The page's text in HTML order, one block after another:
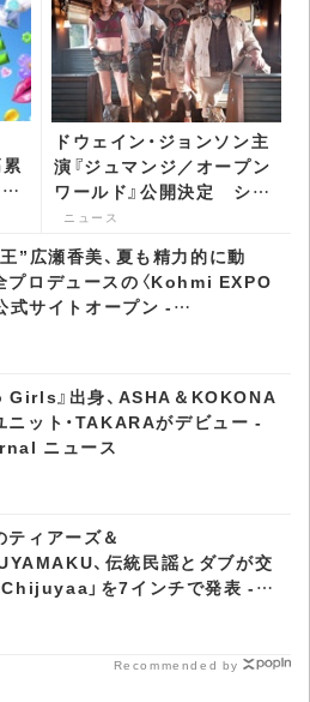
ドウェイン・ジョンソン主
演『ジュマンジ／オープン
ワールド』公開決定 シリ
ーズ最新作はゲームを飛び
CDJournal ニュース
ニュース
”広瀬香美、夏も精力的に動
ロデュースの〈Kohmi EXPO
式サイトオープン -
ニュース
Girls』出身、ASHA＆KOKONA
ニット・TAKARAがデビュー -
ニュース
ティアーズ＆
、伝統民謡とダブが交
Chijuyaa」を7インチで発表 -
ニュース
Recommended by